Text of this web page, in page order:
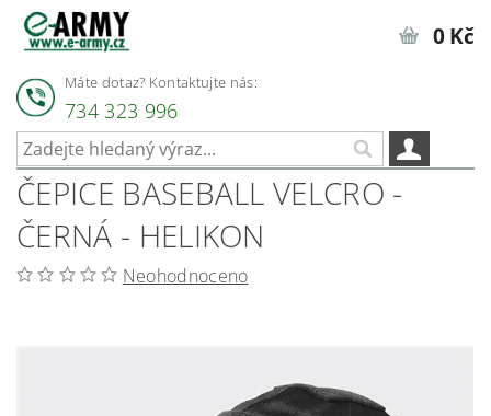
Máte dotaz? Kontaktujte nás:
734 323 996
0 Kč
ČEPICE BASEBALL VELCRO -
ČERNÁ - HELIKON
Neohodnoceno